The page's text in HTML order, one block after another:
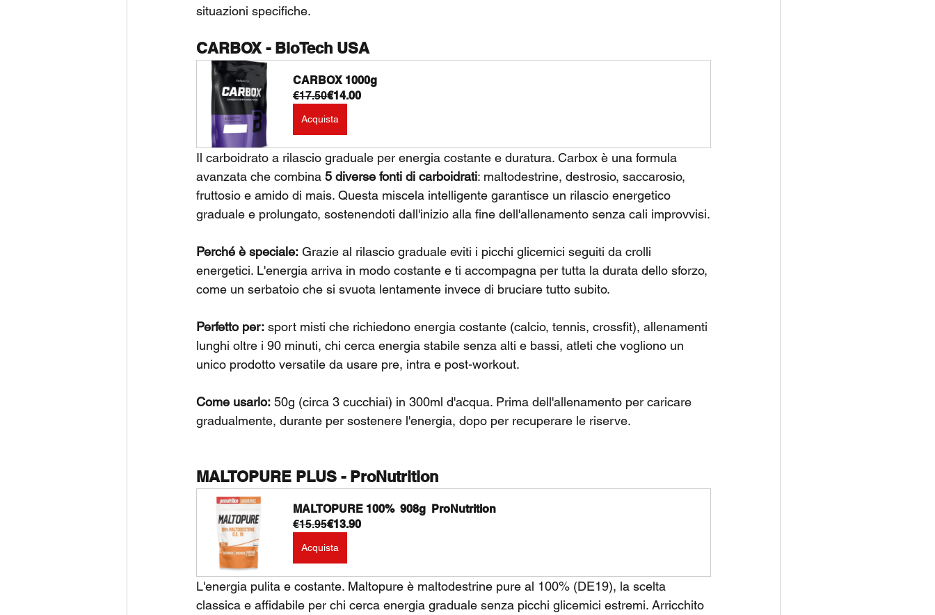
situazioni specifiche.
CARBOX - BioTech USA
CARBOX 1000g
€17.50€14.00
Acquista
Il carboidrato a rilascio graduale per energia costante e duratura. Carbox è una formula
avanzata che combina 5 diverse fonti di carboidrati: maltodestrine, destrosio, saccarosio,
fruttosio e amido di mais. Questa miscela intelligente garantisce un rilascio energetico
graduale e prolungato, sostenendoti dall'inizio alla fine dell'allenamento senza cali improvvisi.
Perché è speciale: Grazie al rilascio graduale eviti i picchi glicemici seguiti da crolli
energetici. L'energia arriva in modo costante e ti accompagna per tutta la durata dello sforzo,
come un serbatoio che si svuota lentamente invece di bruciare tutto subito.
Perfetto per: sport misti che richiedono energia costante (calcio, tennis, crossfit), allenamenti
lunghi oltre i 90 minuti, chi cerca energia stabile senza alti e bassi, atleti che vogliono un
unico prodotto versatile da usare pre, intra e post-workout.
Come usarlo: 50g (circa 3 cucchiai) in 300ml d'acqua. Prima dell'allenamento per caricare
gradualmente, durante per sostenere l'energia, dopo per recuperare le riserve.
MALTOPURE PLUS - ProNutrition
MALTOPURE 100%  908g  ProNutrition
€15.95€13.90
Acquista
L'energia pulita e costante. Maltopure è maltodestrine pure al 100% (DE19), la scelta
classica e affidabile per chi cerca energia graduale senza picchi glicemici estremi. Arricchito